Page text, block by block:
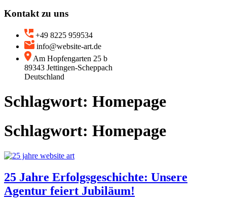
Kontakt zu uns
+49 8225 959534
info@website-art.de
Am Hopfengarten 25 b
89343 Jettingen-Scheppach
Deutschland
Schlagwort: Homepage
Schlagwort: Homepage
25 Jahre Erfolgsgeschichte: Unsere
Agentur feiert Jubiläum!